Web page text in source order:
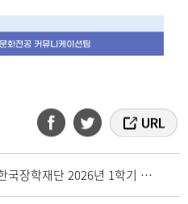
[학생복지팀] 한국장학재단 2026년 1학기 국가장학금Ⅰ유형(다자녀장학금 포함) 지급 안내_재단 5월 7일 지급실행분